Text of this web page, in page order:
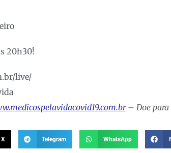
20h30!
live/
– Doe para
X Telegram WhatsApp